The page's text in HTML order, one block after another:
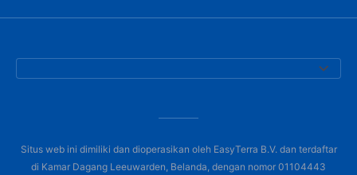
Situs web ini dimiliki dan dioperasikan oleh EasyTerra B.V. dan terdaftar
di Kamar Dagang Leeuwarden, Belanda, dengan nomor 01104443